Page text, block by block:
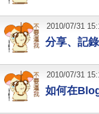
分享、記
2010/07/31
如何在
2010/07/31